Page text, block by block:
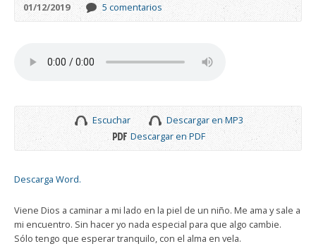
01/12/2019 5 comentarios
Escuchar
Descargar en MP3
Descargar en PDF
Descarga Word.
Viene Dios a caminar a mi lado en la piel de un niño. Me ama y sale a
mi encuentro. Sin hacer yo nada especial para que algo cambie.
Sólo tengo que esperar tranquilo, con el alma en vela.